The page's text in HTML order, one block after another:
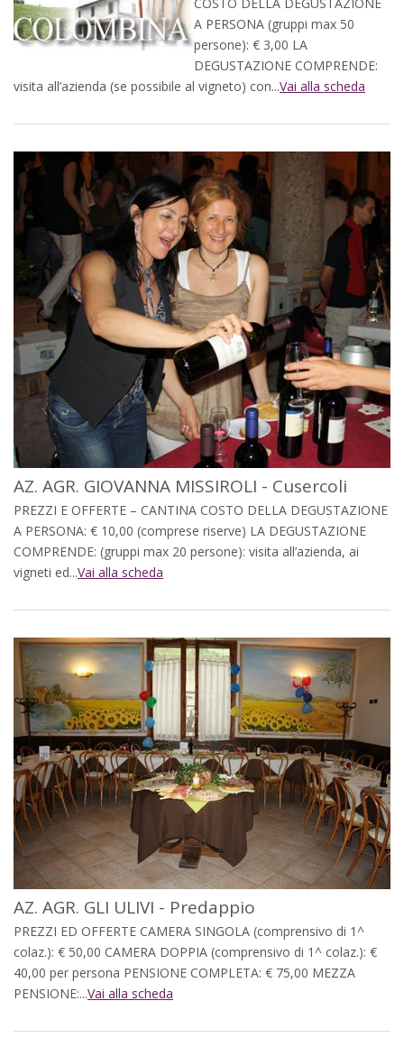
A PERSONA (gruppi max 50
persone): € 3,00 LA
DEGUSTAZIONE COMPRENDE:
visita all’azienda (se possibile al vigneto) con...Vai alla scheda
AZ. AGR. GIOVANNA MISSIROLI - Cusercoli
PREZZI E OFFERTE – CANTINA COSTO DELLA DEGUSTAZIONE
A PERSONA: € 10,00 (comprese riserve) LA DEGUSTAZIONE
COMPRENDE: (gruppi max 20 persone): visita all’azienda, ai
vigneti ed...Vai alla scheda
AZ. AGR. GLI ULIVI - Predappio
PREZZI ED OFFERTE CAMERA SINGOLA (comprensivo di 1^
colaz.): € 50,00 CAMERA DOPPIA (comprensivo di 1^ colaz.): €
40,00 per persona PENSIONE COMPLETA: € 75,00 MEZZA
PENSIONE:...Vai alla scheda